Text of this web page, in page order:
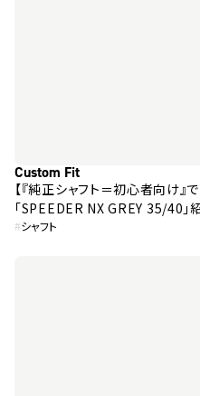
Custom Fit
【『純正シャフト＝初心者向け』
「SPEEDER NX GREY 35/40」紹
#シャフト